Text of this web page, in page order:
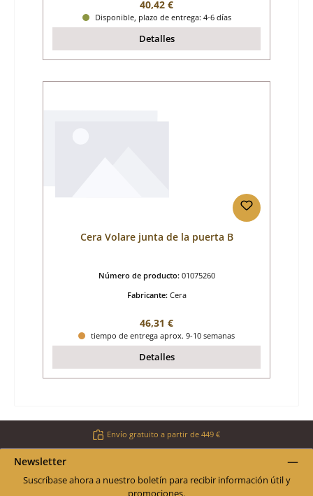
Precio normal:
40,42 €
Disponible, plazo de entrega: 4-6 días
Detalles
Cera Volare junta de la puerta B
Número de producto: 01075260
Fabricante: Cera
Precio normal:
46,31 €
tiempo de entrega aprox. 9-10 semanas
Detalles
Envío gratuito a partir de 449 €
Newsletter
Suscríbase ahora a nuestro boletín para recibir información útil y